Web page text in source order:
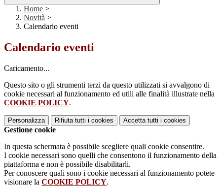
Home >
Novità >
Calendario eventi
Calendario eventi
Caricamento...
Questo sito o gli strumenti terzi da questo utilizzati si avvalgono di
cookie necessari al funzionamento ed utili alle finalità illustrate nella
COOKIE POLICY.
Personalizza Rifiuta tutti i cookies Accetta tutti i cookies
Gestione cookie
In questa schermata è possibile scegliere quali cookie consentire.
I cookie necessari sono quelli che consentono il funzionamento della
piattaforma e non è possibile disabilitarli.
Per conoscere quali sono i cookie necessari al funzionamento potete
visionare la COOKIE POLICY.